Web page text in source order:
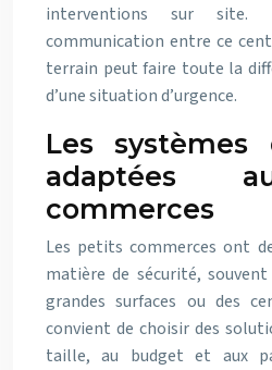
interventions sur
communication entre ce
terrain peut faire toute la
d’une situation d’urgence.
Les systèmes
adaptées
commerces
Les petits commerces ont
matière de sécurité,
grandes surfaces ou des
convient de choisir des
taille, au budget et aux